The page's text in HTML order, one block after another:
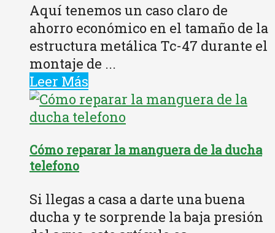
Aquí tenemos un caso claro de
ahorro económico en el tamaño de la
estructura metálica Tc-47 durante el
montaje de ...
Leer Más
Cómo reparar la manguera de la ducha
telefono
Si llegas a casa a darte una buena
ducha y te sorprende la baja presión